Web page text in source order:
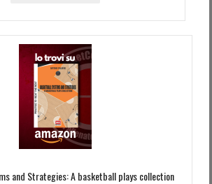
and Strategies: A basketball plays collection